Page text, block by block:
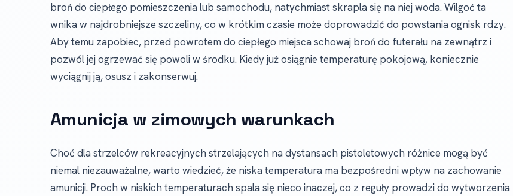
broń do ciepłego pomieszczenia lub samochodu, natychmiast skrapla się na niej woda. Wilgoć ta
wnika w najdrobniejsze szczeliny, co w krótkim czasie może doprowadzić do powstania ognisk rdzy.
Aby temu zapobiec, przed powrotem do ciepłego miejsca schowaj broń do futerału na zewnątrz i
pozwól jej ogrzewać się powoli w środku. Kiedy już osiągnie temperaturę pokojową, koniecznie
wyciągnij ją, osusz i zakonserwuj.
Amunicja w zimowych warunkach
Choć dla strzelców rekreacyjnych strzelających na dystansach pistoletowych różnice mogą być
niemal niezauważalne, warto wiedzieć, że niska temperatura ma bezpośredni wpływ na zachowanie
amunicji. Proch w niskich temperaturach spala się nieco inaczej, co z reguły prowadzi do wytworzenia